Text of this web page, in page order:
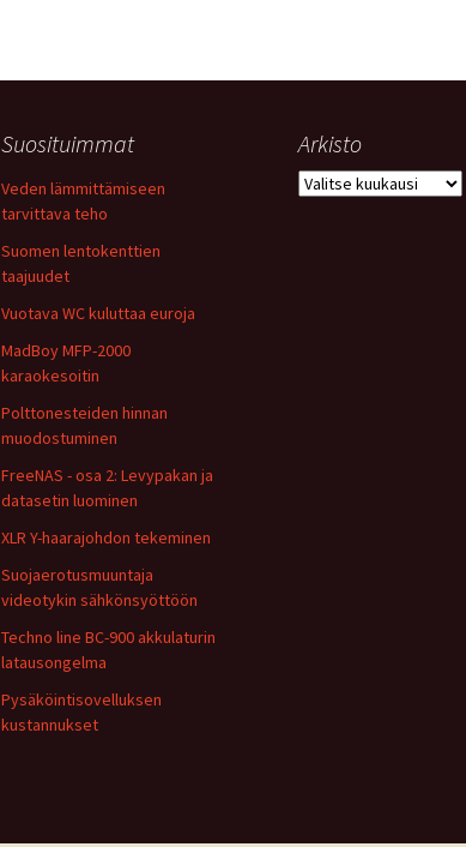
Suosituimmat
Veden lämmittämiseen
tarvittava teho
Suomen lentokenttien
taajuudet
Vuotava WC kuluttaa euroja
MadBoy MFP-2000
karaokesoitin
Polttonesteiden hinnan
muodostuminen
FreeNAS - osa 2: Levypakan ja
datasetin luominen
XLR Y-haarajohdon tekeminen
Suojaerotusmuuntaja
videotykin sähkönsyöttöön
Techno line BC-900 akkulaturin
latausongelma
Pysäköintisovelluksen
kustannukset
Arkisto
Arkisto